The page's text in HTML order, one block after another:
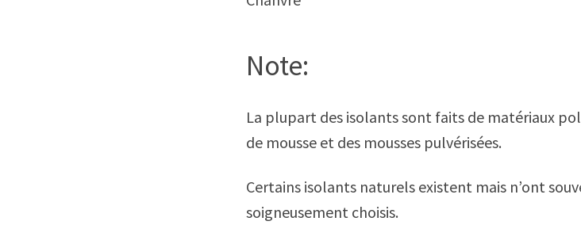
Note:
La plupart des isolants sont faits de matériaux
de mousse et des mousses pulvérisées.
Certains isolants naturels existent mais n’ont
soigneusement choisis.